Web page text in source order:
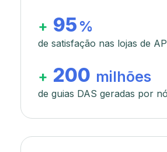
+ 95 %
de satisfação nas lojas de
+ 200 milhões
de guias DAS geradas por